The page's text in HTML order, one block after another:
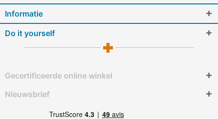
Informatie
Do it yourself
Gecertificeerde online winkel
Nieuwsbrief